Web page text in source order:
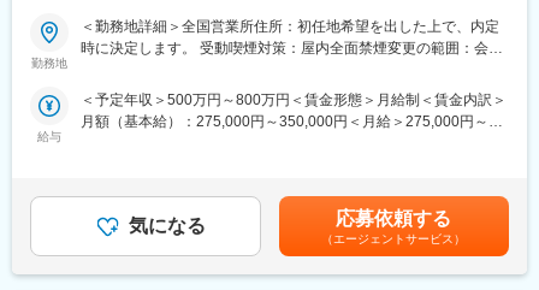
■働き方魅力
各担当の負担を軽減し、バランスの取れたワークライフを実現で
きます。休日・夜間の問い合わせはコールセンター対応であり、
■待遇・手当
平均年収907万円と医療機器メーカーでNo1の平均年収を誇り、住
宅手当・家族手当・借り上げ社宅等と手当がかなり充実しており
ます。
これまでのご経験を、医療機器の設置・保守に活かせます。
PACS（医療用画像管理システム）やCT・MRIなどの高度な機器
■PACSとは
レントゲン、CT、MRIなどで撮影したデジタルデータを保存・管
■業務概要
医療機器、医療画像処理機器、医療画像ネットワークシステムの
設置および医療機関への保守サポートを担当する業務です。主に
勤務地
＜勤務地詳細＞全国営業所住所：初任地希望を出した上で、内定
時に決定します。 受動喫煙対策：屋内全面禁煙変更の範囲：会社
給与
＜予定年収＞500万円～800万円＜賃金形態＞月給制＜賃金内訳＞
月額（基本給）：275,000円～350,000円＜月給＞275,000円～
歳/750万円(入社8年・経験11年、手当含)：月給37万円賃金はあく
までも目安の金額であり、選考を通じて上下する可能性がありま
す。月給(月額)は固定手当を含めた表記です。
気になる 応募依頼する
（エージェントサービス）